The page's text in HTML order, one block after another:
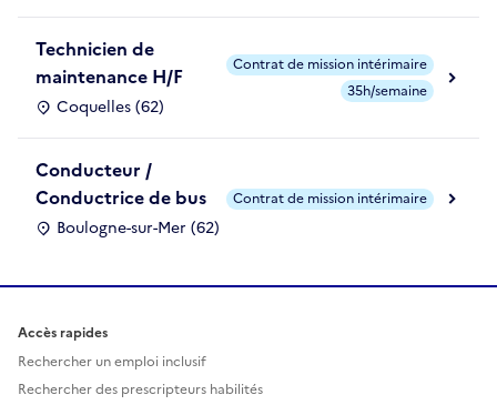
Technicien de
maintenance H/F
Coquelles (62)
Contrat de mission intérimaire
35h/semaine
Conducteur /
Conductrice de bus
Boulogne-sur-Mer (62)
Contrat de mission intérimaire
Accès rapides
Rechercher un emploi inclusif
Rechercher des prescripteurs habilités